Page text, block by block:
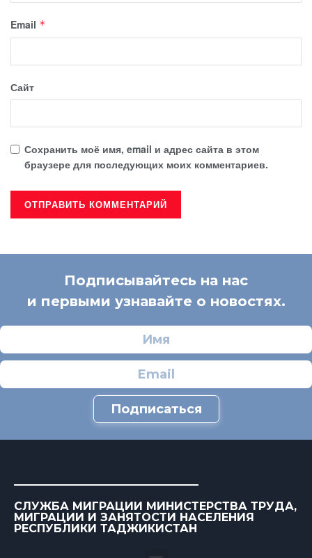
Email *
Сайт
Сохранить моё имя, email и адрес сайта в этом
браузере для последующих моих комментариев.
Подписывайтесь на нас
и первыми узнавайте о новостях.
Подписаться
СЛУЖБА МИГРАЦИИ МИНИСТЕРСТВА ТРУДА,
МИГРАЦИИ И ЗАНЯТОСТИ НАСЕЛЕНИЯ
РЕСПУБЛИКИ ТАДЖИКИСТАН